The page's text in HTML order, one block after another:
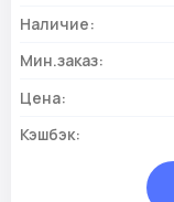
Наличие:
Мин.заказ:
Цена:
Кэшбэк: